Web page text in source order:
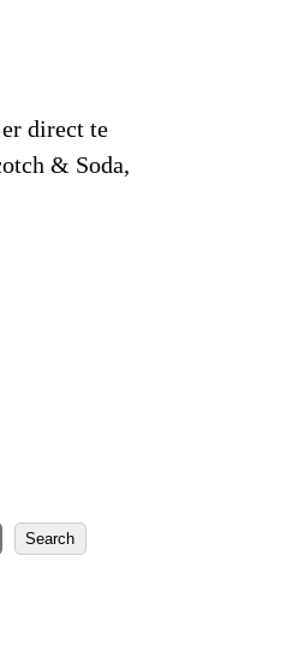
direct te
& Soda,
Search